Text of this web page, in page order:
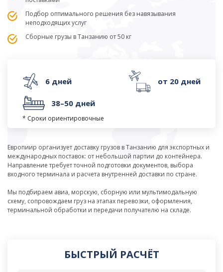
Подбор оптимального решения без навязывания
неподходящих услуг
Сборные грузы в Танзанию от 50 кг
6 дней от 20 дней
38–50 дней
* Сроки ориентировочные
Европиир организует доставку грузов в Танзанию для экспортных и
международных поставок: от небольшой партии до контейнера.
Направление требует точной подготовки документов, выбора
входного терминала и расчета внутренней доставки по стране.
Мы подбираем авиа, морскую, сборную или мультимодальную
схему, сопровождаем груз на этапах перевозки, оформления,
терминальной обработки и передачи получателю на складе.
БЫСТРЫЙ РАСЧЁТ